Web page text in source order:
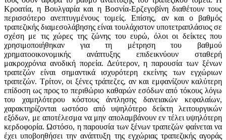
Κροατία, η Βουλγαρία και η Βοσνία-Ερζεγοβίνη διαθέτουν τους
περισσότερο ανεπτυγμένους τομείς. Επίσης, αν και ο βαθμός
τραπεζικής διαμεσολάβησης είναι τουλάχιστον υποτετραπλάσιος σε
σχέση με τις χώρες της ζώνης του ευρώ, όλοι οι δείκτες που
χρησιμοποιήθηκαν για τη μέτρηση του βαθμού
χρηματοοικονομικής ανάπτυξης επιδεικνύουν σταθερή
μακροχρόνια ανοδική πορεία. Δεύτερον, η παρουσία των ξένων
τραπεζών είναι σημαντικά ισχυρότερη εκείνης των εγχώριων
τραπεζών. Τρίτον, οι ξένες τράπεζες, αν και εμφανίζουν καλύτερη
επίδοση ως προς το περιθώριο καθαρών εσόδων από τόκους λόγω
του χαμηλότερου κόστους άντλησης δανειακών κεφαλαίων,
χαρακτηρίζονται ωστόσο από υψηλότερο δείκτη λειτουργικών
εξόδων, με αποτέλεσμα να μην απολαμβάνουν εν τέλει υψηλότερη
κερδοφορία. Ωστόσο, η παρουσία των ξένων τραπεζών φαίνεται να
έχει υποβοηθήσει την ανάπτυξη της εγχώριας τραπεζικής αγοράς